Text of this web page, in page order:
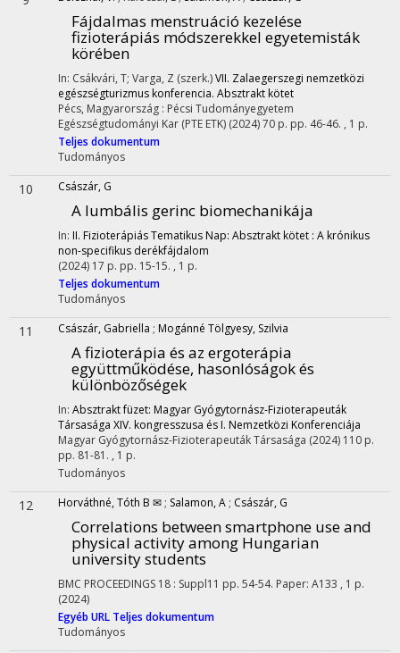
Fájdalmas menstruáció kezelése
fizioterápiás módszerekkel egyetemisták
körében
In: Csákvári, T; Varga, Z (szerk.)VII. Zalaegerszegi nemzetközi
egészségturizmus konferencia. Absztrakt kötet
Pécs, Magyarország : Pécsi Tudományegyetem
Egészségtudományi Kar (PTE ETK) (2024)70 p. pp. 46-46. , 1 p.
Teljes dokumentum
Tudományos
10 Császár, G
A lumbális gerinc biomechanikája
In: II. Fizioterápiás Tematikus Nap: Absztrakt kötet : A krónikus
non-specifikus derékfájdalom
(2024) 17 p. pp. 15-15. , 1 p.
Teljes dokumentum
Tudományos
11 Császár, Gabriella ; Mogánné Tölgyesy, Szilvia
A fizioterápia és az ergoterápia
együttműködése, hasonlóságok és
különbözőségek
In: Absztrakt füzet: Magyar Gyógytornász-Fizioterapeuták
Társasága XIV. kongresszusa és I. Nemzetközi Konferenciája
Magyar Gyógytornász-Fizioterapeuták Társasága (2024) 110 p.
pp. 81-81. , 1 p.
Tudományos
12 Horváthné, Tóth B ✉ ; Salamon, A ; Császár, G
Correlations between smartphone use and
physical activity among Hungarian
university students
BMC PROCEEDINGS 18 : Suppl11 pp. 54-54. Paper: A133 , 1 p.
(2024)
Egyéb URL Teljes dokumentum
Tudományos